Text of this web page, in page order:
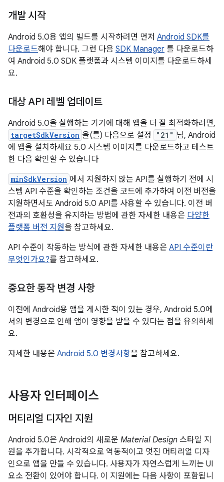
개발 시작
Android 5.0용 앱의 빌드를 시작하려면 먼저 Android SDK를
다운로드해야 합니다. 그런 다음 SDK Manager 를 다운로드하
여 Android 5.0 SDK 플랫폼과 시스템 이미지를 다운로드하세
요.
대상 API 레벨 업데이트
Android 5.0을 실행하는 기기에 대해 앱을 더 잘 최적화하려면,
targetSdkVersion 을(를) 다음으로 설정 "21" 님, Android
에 앱을 설치하세요 5.0 시스템 이미지를 다운로드하고 테스트
한 다음 확인할 수 있습니다
minSdkVersion 에서 지원하지 않는 API를 실행하기 전에 시
스템 API 수준을 확인하는 조건을 코드에 추가하여 이전 버전을
지원하면서도 Android 5.0 API를 사용할 수 있습니다. 이전 버
전과의 호환성을 유지하는 방법에 관한 자세한 내용은 다양한
플랫폼 버전 지원을 참고하세요.
API 수준이 작동하는 방식에 관한 자세한 내용은 API 수준이란
무엇인가요?를 참고하세요.
중요한 동작 변경 사항
이전에 Android용 앱을 게시한 적이 있는 경우, Android 5.0에
서의 변경으로 인해 앱이 영향을 받을 수 있다는 점을 유의하세
요.
자세한 내용은 Android 5.0 변경사항을 참고하세요.
사용자 인터페이스
머티리얼 디자인 지원
Android 5.0은 Android의 새로운 Material Design 스타일 지
원을 추가합니다. 시각적으로 역동적이고 멋진 머티리얼 디자
인으로 앱을 만들 수 있습니다. 사용자가 자연스럽게 느끼는 UI
요소 전환이 있어야 합니다. 이 지원에는 다음 사항이 포함됩니